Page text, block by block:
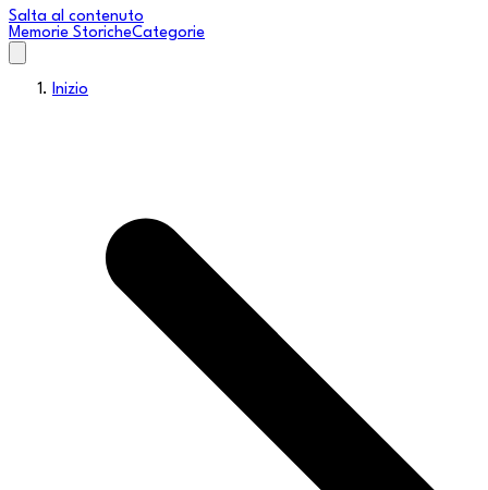
Salta al contenuto
Memorie StoricheCategorie
Inizio